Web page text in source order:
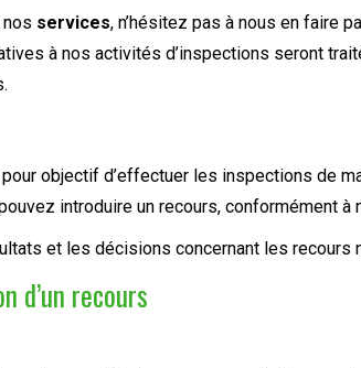
services, n’hésitez pas à nous en faire
à nos activités d’inspections seront
objectif d’effectuer les inspections de
introduire un recours, conformément à
et les décisions concernant les recours
d’un recours